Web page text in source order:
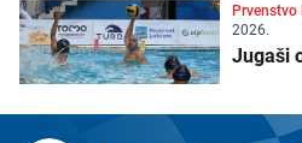
Prvenstvo
2026.
Jugaši